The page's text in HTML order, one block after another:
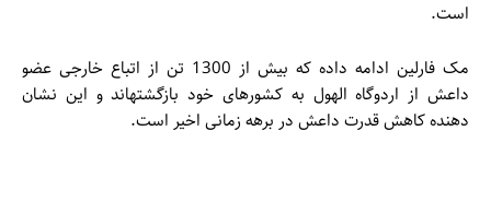
است.
مک فارلین ادامه داده که بیش از 1300 تن از اتباع خارجی عضو
داعش از اردوگاه الهول به کشورهای خود بازگشته­اند و این نشان
دهنده کاهش قدرت داعش در برهه زمانی اخیر است.